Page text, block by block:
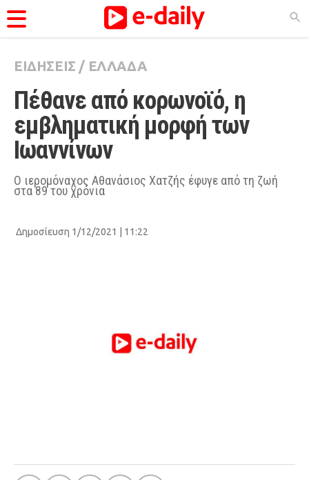
ΚΑΤΗΓΟΡΊΕΣ
Ειδήσεις
Θέματα
Videos
Podcasts
Life
ΕΙΔΗΣΕΙΣ / ΕΛΛΑΔΑ
Πέθανε από κορωνοϊό, η
εμβληματική μορφή των
Ιωαννίνων
Ο ιερομόναχος Αθανάσιος Χατζής έφυγε από τη ζωή
στα 89 του χρόνια
Δημοσίευση 1/12/2021 | 11:22